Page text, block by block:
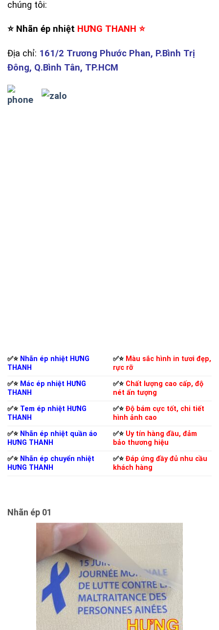
chúng tôi:
⭐️ Nhãn ép nhiệt HƯNG THANH ⭐️
Địa chỉ: 161/2 Trương Phước Phan, P.Bình Trị
Đông, Q.Bình Tân, TP.HCM
✅⭐️ Nhãn ép nhiệt HƯNG
THANH
✅⭐️ Màu sắc hình in tươi đẹp,
rực rỡ
✅⭐️ Mác ép nhiệt HƯNG
THANH
✅⭐️ Chất lượng cao cấp, độ
nét ấn tượng
✅⭐️ Tem ép nhiệt HƯNG
THANH
✅⭐️Độ bám cực tốt, chi tiết
hình ảnh cao
✅⭐️ Nhãn ép nhiệt quần áo
HƯNG THANH
✅⭐️ Uy tín hàng đầu, đảm
bảo thương hiệu
✅⭐️ Nhãn ép chuyển nhiệt
HƯNG THANH
✅⭐️Đáp ứng đầy đủ nhu cầu
khách hàng
Nhãn ép 01